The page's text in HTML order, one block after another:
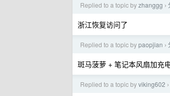
Replied to a topic byzhanggg ›
浙江恢复访问了
Replied to a topic bypaopjian ›
斑马菠萝 + 笔记本风扇加充
Replied to a topic byviking602 ›